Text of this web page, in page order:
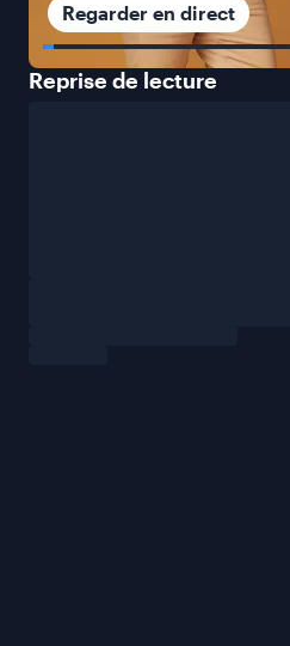
Regarder en direct
Reprise de lecture